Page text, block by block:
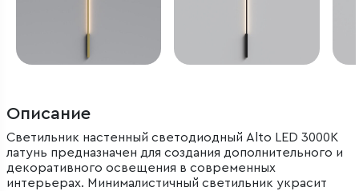
Описание
Светильник настенный светодиодный Alto LED 3000K
латунь предназначен для создания дополнительного и
декоративного освещения в современных
интерьерах. Минималистичный светильник украсит